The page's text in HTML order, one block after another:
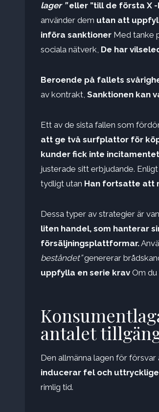
lager ”eller ”till de första X
använder dem utan att
införa sanktioner Med tanke
sociala nätverk, De har
Beroende på fallets
av kontrakt, Sanktionen kan
Ett av de sista fallen som
att ge två surfplattor för
kunder fick inte
justerade sitt erbjudande.
tydligt utan Han fortsatte att
Dessa typer av strategier är
liten handel, som hanterar
försäljningsplattformar.
beståndet”genererar
uppfylla en serie krav Om du
antalet
Den allmänna lagen för
inducerar fel och
rimlig tid.